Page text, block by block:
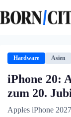
Inhalt
springen
Hardware Asien
iPhone 20:
zum 20.
Apples iPhone